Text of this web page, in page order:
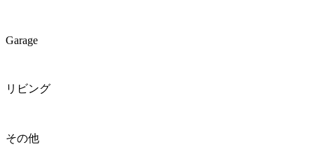
Garage
リビング
その他